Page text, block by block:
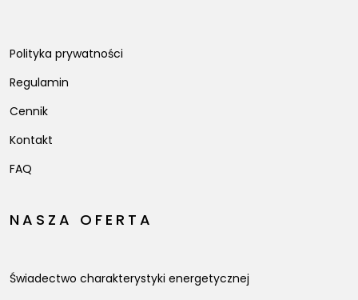
Polityka prywatności
Regulamin
Cennik
Kontakt
FAQ
NASZA OFERTA
Świadectwo charakterystyki energetycznej